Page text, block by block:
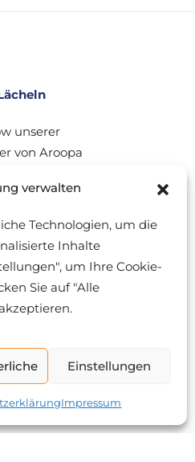
verwalten
Technologien, um die
Inhalte
um Ihre Cookie-
Sie auf "Alle
Einstellungen
Impressum
unserer
von Aroopa
Durch
kennen.